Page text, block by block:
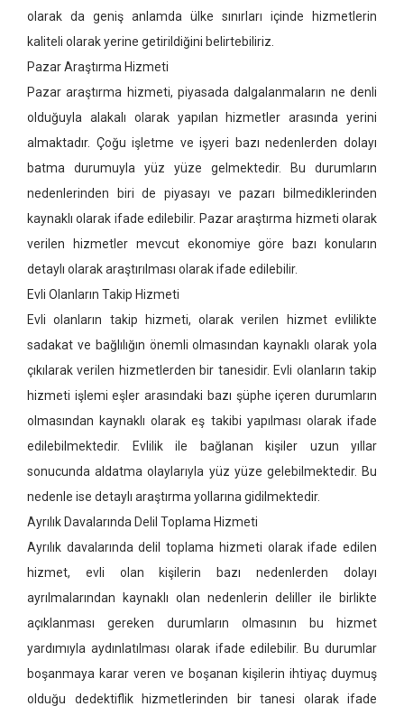
olarak da geniş anlamda ülke sınırları içinde hizmetlerin
kaliteli olarak yerine getirildiğini belirtebiliriz.
Pazar Araştırma Hizmeti
Pazar araştırma hizmeti, piyasada dalgalanmaların ne denli
olduğuyla alakalı olarak yapılan hizmetler arasında yerini
almaktadır. Çoğu işletme ve işyeri bazı nedenlerden dolayı
batma durumuyla yüz yüze gelmektedir. Bu durumların
nedenlerinden biri de piyasayı ve pazarı bilmediklerinden
kaynaklı olarak ifade edilebilir. Pazar araştırma hizmeti olarak
verilen hizmetler mevcut ekonomiye göre bazı konuların
detaylı olarak araştırılması olarak ifade edilebilir.
Evli Olanların Takip Hizmeti
Evli olanların takip hizmeti, olarak verilen hizmet evlilikte
sadakat ve bağlılığın önemli olmasından kaynaklı olarak yola
çıkılarak verilen hizmetlerden bir tanesidir. Evli olanların takip
hizmeti işlemi eşler arasındaki bazı şüphe içeren durumların
olmasından kaynaklı olarak eş takibi yapılması olarak ifade
edilebilmektedir. Evlilik ile bağlanan kişiler uzun yıllar
sonucunda aldatma olaylarıyla yüz yüze gelebilmektedir. Bu
nedenle ise detaylı araştırma yollarına gidilmektedir.
Ayrılık Davalarında Delil Toplama Hizmeti
Ayrılık davalarında delil toplama hizmeti olarak ifade edilen
hizmet, evli olan kişilerin bazı nedenlerden dolayı
ayrılmalarından kaynaklı olan nedenlerin deliller ile birlikte
açıklanması gereken durumların olmasının bu hizmet
yardımıyla aydınlatılması olarak ifade edilebilir. Bu durumlar
boşanmaya karar veren ve boşanan kişilerin ihtiyaç duymuş
olduğu dedektiflik hizmetlerinden bir tanesi olarak ifade